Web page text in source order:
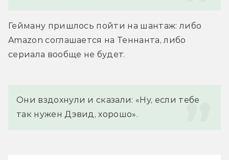
Гейману пришлось пойти на шантаж: либо
Amazon соглашается на Теннанта, либо
сериала вообще не будет.
Они вздохнули и сказали: «Ну, если тебе
так нужен Дэвид, хорошо».